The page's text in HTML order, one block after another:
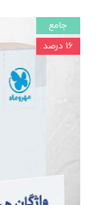
جامع
۱۶ درصد